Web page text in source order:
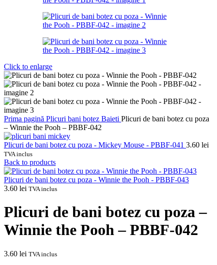
Click to enlarge
Prima pagină Plicuri bani botez Baieti Plicuri de bani botez cu poza
– Winnie the Pooh – PBBF-042
Plicuri de bani botez cu poza - Mickey Mouse - PBBF-041 3.60 lei
TVA inclus
Back to products
Plicuri de bani botez cu poza - Winnie the Pooh - PBBF-043
3.60 lei TVA inclus
Plicuri de bani botez cu poza –
Winnie the Pooh – PBBF-042
3.60 lei TVA inclus